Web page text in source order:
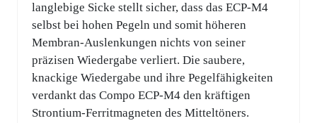
langlebige Sicke stellt sicher, dass das ECP-M4
selbst bei hohen Pegeln und somit höheren
Membran-Auslenkungen nichts von seiner
präzisen Wiedergabe verliert. Die saubere,
knackige Wiedergabe und ihre Pegelfähigkeiten
verdankt das Compo ECP-M4 den kräftigen
Strontium-Ferritmagneten des Mitteltöners.